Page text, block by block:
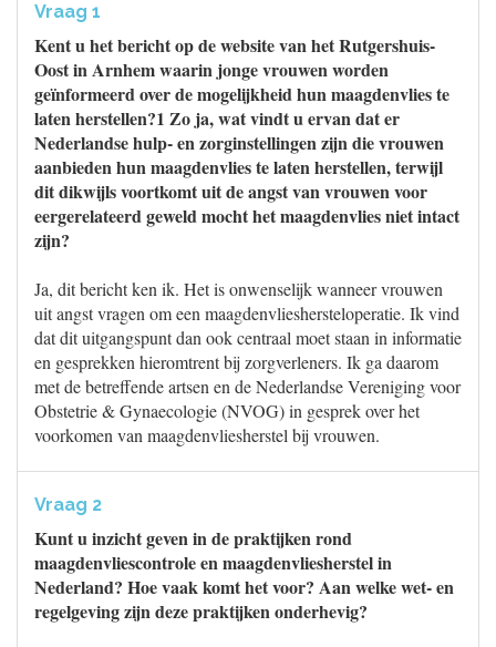
Vraag 1
Kent u het bericht op de website van het Rutgershuis-
Oost in Arnhem waarin jonge vrouwen worden
geïnformeerd over de mogelijkheid hun maagdenvlies te
laten herstellen?1 Zo ja, wat vindt u ervan dat er
Nederlandse hulp- en zorginstellingen zijn die vrouwen
aanbieden hun maagdenvlies te laten herstellen, terwijl
dit dikwijls voortkomt uit de angst van vrouwen voor
eergerelateerd geweld mocht het maagdenvlies niet intact
zijn?
Ja, dit bericht ken ik. Het is onwenselijk wanneer vrouwen
uit angst vragen om een maagdenvlieshersteloperatie. Ik vind
dat dit uitgangspunt dan ook centraal moet staan in informatie
en gesprekken hieromtrent bij zorgverleners. Ik ga daarom
met de betreffende artsen en de Nederlandse Vereniging voor
Obstetrie & Gynaecologie (NVOG) in gesprek over het
voorkomen van maagdenvliesherstel bij vrouwen.
Vraag 2
Kunt u inzicht geven in de praktijken rond
maagdenvliescontrole en maagdenvliesherstel in
Nederland? Hoe vaak komt het voor? Aan welke wet- en
regelgeving zijn deze praktijken onderhevig?